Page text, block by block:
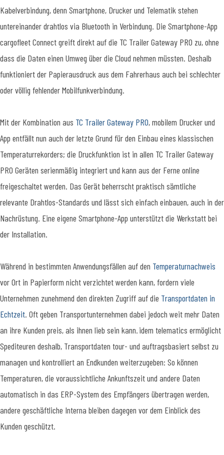
Kabelverbindung, denn Smartphone, Drucker und Telematik stehen
untereinander drahtlos via Bluetooth in Verbindung. Die Smartphone-App
cargofleet Connect greift direkt auf die TC Trailer Gateway PRO zu, ohne
dass die Daten einen Umweg über die Cloud nehmen müssten. Deshalb
funktioniert der Papierausdruck aus dem Fahrerhaus auch bei schlechter
oder völlig fehlender Mobilfunkverbindung.
Mit der Kombination aus TC Trailer Gateway PRO, mobilem Drucker und
App entfällt nun auch der letzte Grund für den Einbau eines klassischen
Temperaturrekorders; die Druckfunktion ist in allen TC Trailer Gateway
PRO Geräten serienmäßig integriert und kann aus der Ferne online
freigeschaltet werden. Das Gerät beherrscht praktisch sämtliche
relevante Drahtlos-Standards und lässt sich einfach einbauen, auch in der
Nachrüstung. Eine eigene Smartphone-App unterstützt die Werkstatt bei
der Installation.
Während in bestimmten Anwendungsfällen auf den Temperaturnachweis
vor Ort in Papierform nicht verzichtet werden kann, fordern viele
Unternehmen zunehmend den direkten Zugriff auf die Transportdaten in
Echtzeit. Oft geben Transportunternehmen dabei jedoch weit mehr Daten
an ihre Kunden preis, als ihnen lieb sein kann. idem telematics ermöglicht
Spediteuren deshalb, Transportdaten tour- und auftragsbasiert selbst zu
managen und kontrolliert an Endkunden weiterzugeben: So können
Temperaturen, die voraussichtliche Ankunftszeit und andere Daten
automatisch in das ERP-System des Empfängers übertragen werden,
andere geschäftliche Interna bleiben dagegen vor dem Einblick des
Kunden geschützt.